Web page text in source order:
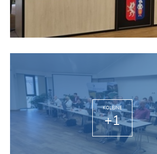
KOLEJNE
+1